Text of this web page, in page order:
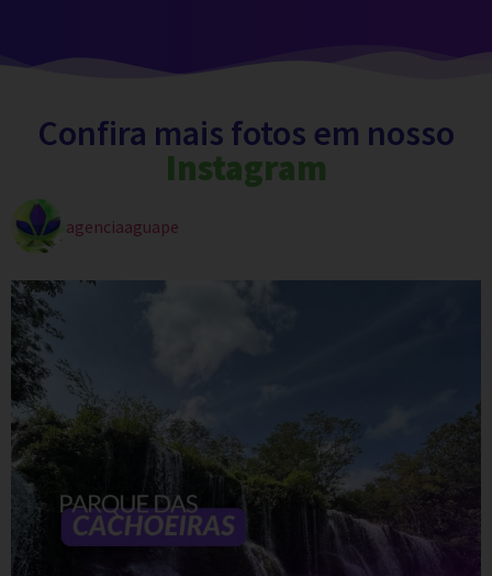
Confira mais fotos em nosso
Instagram
agenciaaguape